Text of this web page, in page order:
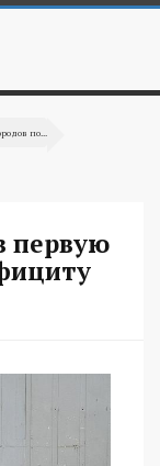
по...
первую